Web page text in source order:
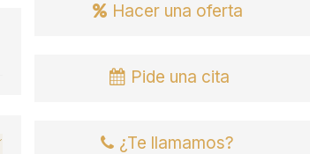
Hacer una oferta
Pide una cita
¿Te llamamos?